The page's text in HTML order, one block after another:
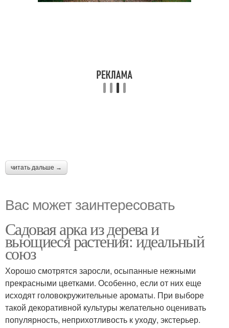
читать дальше →
Вас может заинтересовать
Садовая арка из дерева и
вьющиеся растения: идеальный
союз
Хорошо смотрятся заросли, осыпанные нежными
прекрасными цветками. Особенно, если от них еще
исходят головокружительные ароматы. При выборе
такой декоративной культуры желательно оценивать
популярность, неприхотливость к уходу, экстерьер.